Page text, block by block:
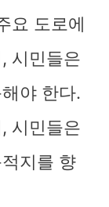
요 도로에
시민들은
야 한다.
시민들은
지를 향